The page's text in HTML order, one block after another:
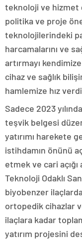
teknoloji ve hizmet
politika ve proje
teknolojilerindeki
harcamalarını ve
artırmayı
cihaz ve sağlık
hamlemize hız
Sadece 2023
teşvik belgesi
yatırımı harekete
istihdamın önünü
etmek ve cari
Teknoloji Odaklı
biyobenzer
ortopedik cihazlar
ilaçlara kadar
yatırım projesini